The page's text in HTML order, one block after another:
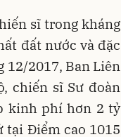
sĩ trong kháng
đất nước và đặc
12/2017, Ban Liên
chiến sĩ Sư đoàn
kinh phí hơn 2 tỷ
tại Điểm cao 1015